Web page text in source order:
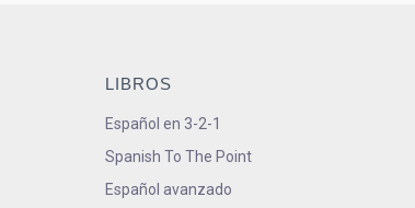
LIBROS
Español en 3-2-1
Spanish To The Point
Español avanzado